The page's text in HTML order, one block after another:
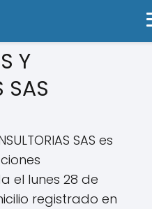
Y
SAS
SAS es
el lunes 28 de
registrado en